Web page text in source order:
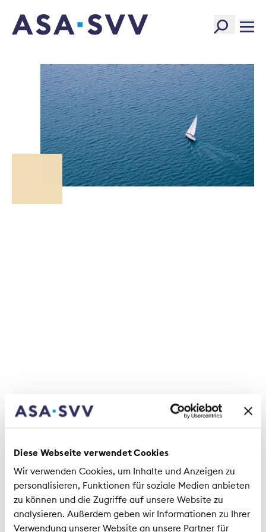
Diese Webseite verwendet Cookies
Wir verwenden Cookies, um Inhalte und Anzeigen zu
personalisieren, Funktionen für soziale Medien anbieten
zu können und die Zugriffe auf unsere Website zu
analysieren. Außerdem geben wir Informationen zu Ihrer
Verwendung unserer Website an unsere Partner für
SVV Logo
«View» 2021
L'ASA Rapporto annuale